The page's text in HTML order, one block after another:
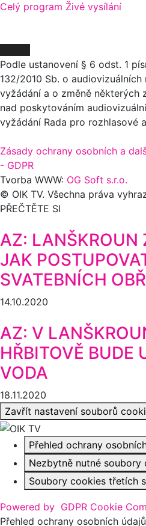
Celý program Živé vysílání
Podle ustanovení § 6 odst. 1
132/2010 Sb. o
vyžádání a o změně některých
nad poskytováním
vyžádání Rada pro rozhlasové
Zásady ochrany osobních a
- GDPR
Tvorba WWW: OG Soft s.r.o.
© OIK TV. Všechna práva
PŘEČTĚTE SI
AZ: LANŠKROUN
JAK
SVATEBNÍCH
14.10.2020
AZ: V
HŘBITOVĚ BUDE
VODA
18.11.2020
Zavřít nastavení souborů
Přehled ochrany
Nezbytně nutné soubory
Soubory cookies třetích
Powered by GDPR Cookie
Přehled ochrany osobních údajů